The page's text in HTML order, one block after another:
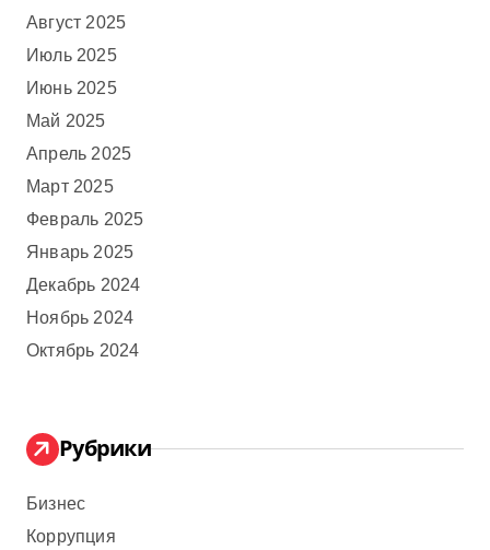
Август 2025
Июль 2025
Июнь 2025
Май 2025
Апрель 2025
Март 2025
Февраль 2025
Январь 2025
Декабрь 2024
Ноябрь 2024
Октябрь 2024
Рубрики
Бизнес
Коррупция